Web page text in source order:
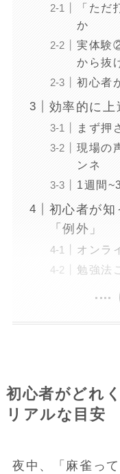
「た
か
実体験
から抜
初心者
効率的に上
まず押
現場の
ンネ
1週間
初心者が知
「例外」
オンラ
勉強法
初心者がどれ
リアルな目安
夜中、「麻雀っ